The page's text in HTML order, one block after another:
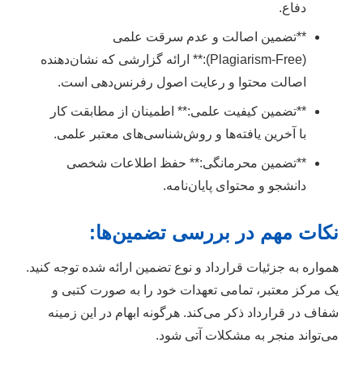
دفاع.
**تضمین اصالت و عدم سرقت علمی
(Plagiarism-Free):** ارائه گزارشی که نشان‌دهنده
اصالت محتوا و رعایت اصول رفرنس‌دهی است.
**تضمین کیفیت علمی:** اطمینان از مطابقت کار
با آخرین یافته‌ها و روش‌شناسی‌های معتبر علمی.
**تضمین محرمانگی:** حفظ اطلاعات شخصی
دانشجو و محتوای پایان‌نامه.
نکات مهم در بررسی تضمین‌ها:
همواره به جزئیات قرارداد و نوع تضمین ارائه شده توجه کنید.
یک مرکز معتبر، تمامی تعهدات خود را به صورت کتبی و
شفاف در قرارداد ذکر می‌کند. هرگونه ابهام در این زمینه
می‌تواند منجر به مشکلات آتی شود.